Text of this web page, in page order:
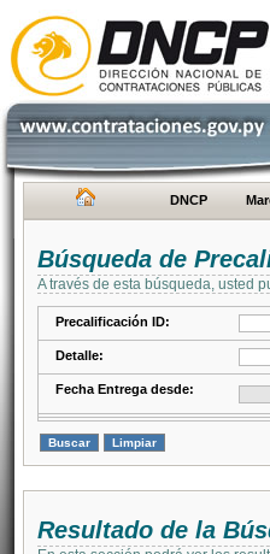
DNCP
Búsqueda de
A través de esta búsqueda, usted
Precalificación ID:
Detalle:
Fecha Entrega desde:
Resultado de la